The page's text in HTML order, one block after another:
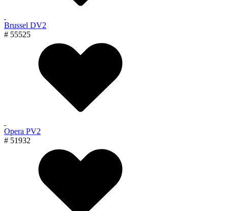
Brussel DV2
# 55525
Opera PV2
# 51932